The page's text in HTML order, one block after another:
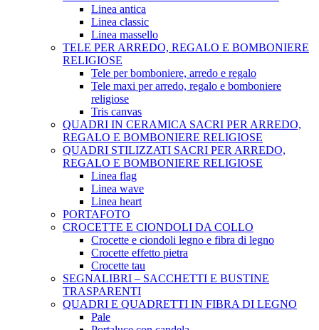
Linea antica
Linea classic
Linea massello
TELE PER ARREDO, REGALO E BOMBONIERE
RELIGIOSE
Tele per bomboniere, arredo e regalo
Tele maxi per arredo, regalo e bomboniere
religiose
Tris canvas
QUADRI IN CERAMICA SACRI PER ARREDO,
REGALO E BOMBONIERE RELIGIOSE
QUADRI STILIZZATI SACRI PER ARREDO,
REGALO E BOMBONIERE RELIGIOSE
Linea flag
Linea wave
Linea heart
PORTAFOTO
CROCETTE E CIONDOLI DA COLLO
Crocette e ciondoli legno e fibra di legno
Crocette effetto pietra
Crocette tau
SEGNALIBRI – SACCHETTI E BUSTINE
TRASPARENTI
QUADRI E QUADRETTI IN FIBRA DI LEGNO
Pale